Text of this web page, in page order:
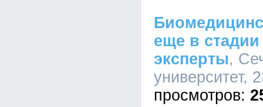
еще в
эксперты,
университет,